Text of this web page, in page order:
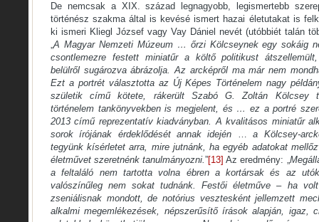
De nemcsak a XIX. század legnagyobb, legismertebb
történész szakma által is kevésé ismert hazai életutakat is
ki ismeri Kliegl József vagy Vay Dániel nevét (utóbbiét talán
„A Magyar Nemzeti Múzeum … őrzi Kölcseynek egy sokáig
csontlemezre festett miniatűr a költő politikust
belülről sugározva ábrázolja. Az arcképről ma már nem
Ezt a portrét választotta az Új Képes Történelem nagy
születik című kötete, rákerült Szabó G. Zoltán Kölcsey
történelem tankönyvekben is megjelent, és … ez a portré
2013 című reprezentatív kiadványban. A kvalitásos miniatűr
sorok írójának érdeklődését annak idején … a Kölcsey-
tegyünk kísérletet arra, mire jutnánk, ha egyéb adatokat
életművet szeretnénk tanulmányozni.”[13] Az eredmény: „
a feltaláló nem tartotta volna ébren a kortársak és az
valószínűleg nem sokat tudnánk. Festői életműve – ha
zseniálisnak mondott, de notórius vesztesként jellemzett
alkalmi megemlékezések, népszerűsítő írások alapján, igaz,